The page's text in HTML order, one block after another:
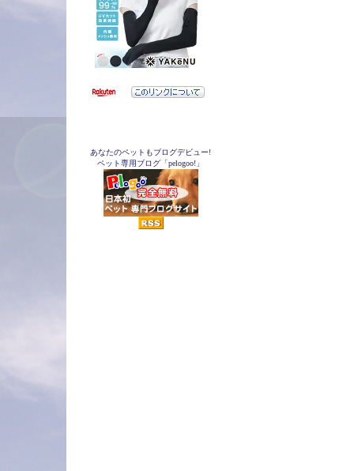
あなたのペットもブログデビュー!
ペット専用ブログ「pelogoo!」